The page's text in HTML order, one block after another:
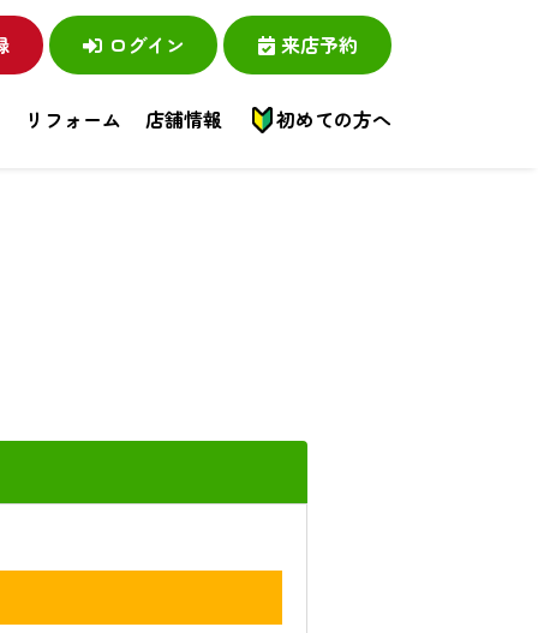
ログイン 来店予約
リフォーム 店舗情報 初めての方へ